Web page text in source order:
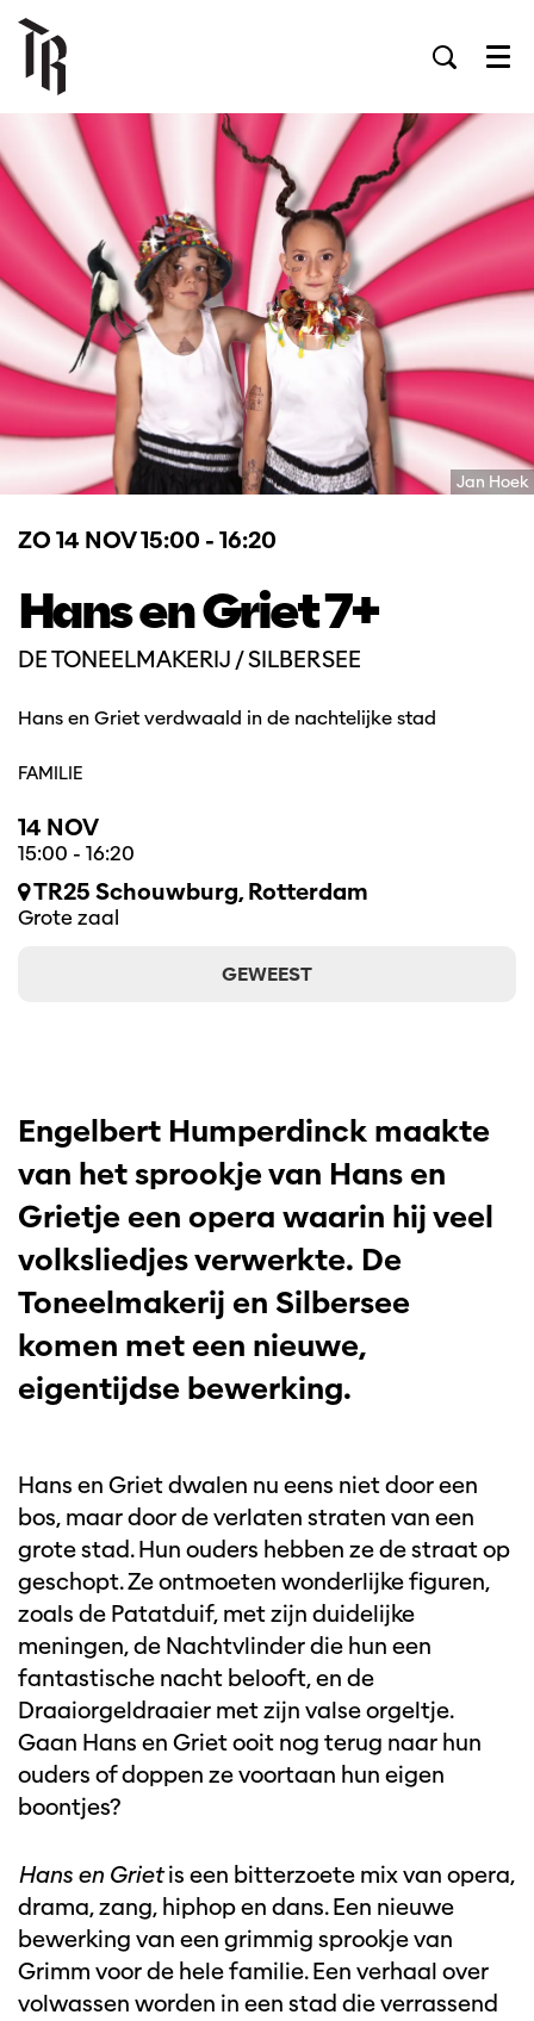
Jan Hoek
Hans en Griet 7+
DE TONEELMAKERIJ / SILBERSEE
ZO 14 NOV15:00 - 16:20
Hans en Griet verdwaald in de nachtelijke stad
FAMILIE
14 NOV
15:00 - 16:20
TR25 Schouwburg, Rotterdam
Grote zaal
GEWEEST
Engelbert Humperdinck maakte
van het sprookje van Hans en
Grietje een opera waarin hij veel
volksliedjes verwerkte. De
Toneelmakerij en Silbersee
komen met een nieuwe,
eigentijdse bewerking.
Hans en Griet dwalen nu eens niet door een
bos, maar door de verlaten straten van een
grote stad. Hun ouders hebben ze de straat op
geschopt. Ze ontmoeten wonderlijke figuren,
zoals de Patatduif, met zijn duidelijke
meningen, de Nachtvlinder die hun een
fantastische nacht belooft, en de
Draaiorgeldraaier met zijn valse orgeltje.
Gaan Hans en Griet ooit nog terug naar hun
ouders of doppen ze voortaan hun eigen
boontjes?
Hans en Grietis een bitterzoete mix van opera,
drama, zang, hiphop en dans. Een nieuwe
bewerking van een grimmig sprookje van
Grimm voor de hele familie. Een verhaal over
volwassen worden in een stad die verrassend